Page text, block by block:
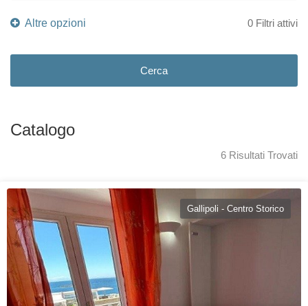
0 Filtri attivi
Cerca
Catalogo
6 Risultati Trovati
Gallipoli - Centro Storico